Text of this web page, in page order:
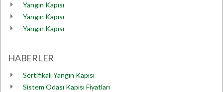
Yangın Kapısı
Yangın Kapısı
Yangın Kapısı
HABERLER
Sertifikalı Yangın Kapısı
Sistem Odası Kapısı Fiyatları